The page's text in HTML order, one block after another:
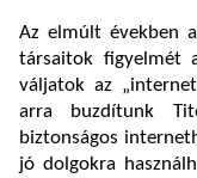
Az elmúlt években
társaitok figyelmét
váljatok az
arra buzdítunk
biztonságos
jó dolgokra